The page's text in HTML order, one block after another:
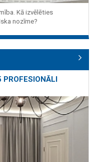
Kā izvēlēties
nozīme?
PROFESIONĀLI